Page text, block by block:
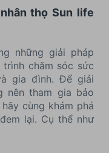
thọ Sun life
những giải pháp
chăm sóc sức
gia đình. Để giải
nên tham gia bảo
cùng khám phá
lại. Cụ thể như